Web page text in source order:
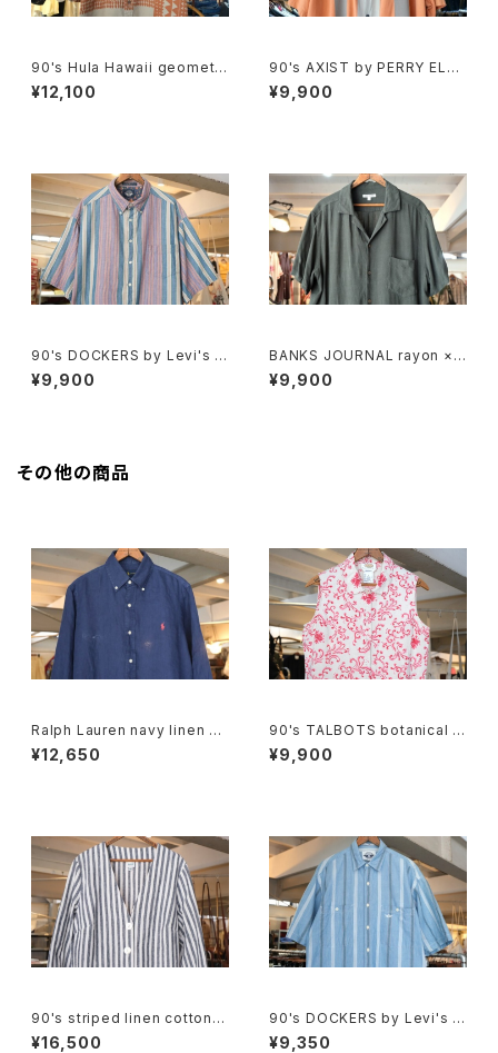
90's Hula Hawaii geometri
c tribal pattern Shirt
¥12,100
90's AXIST by PERRY ELLI
S panel-pattern washable-
silk Shirt
¥9,900
90's DOCKERS by Levi's m
ulti-stripe and botanical S
hirt
¥9,900
BANKS JOURNAL rayon ×li
nen open-collar Shirt
¥9,900
その他の商品
Ralph Lauren navy linen B.
D. Shirt
¥12,650
90's TALBOTS botanical s
croll printed Irish linen sle
eveless Shirt
¥9,900
90's striped linen cotton V
-neck Jacket
¥16,500
90's DOCKERS by Levi's m
ulti-stripe chambray Shirt
¥9,350